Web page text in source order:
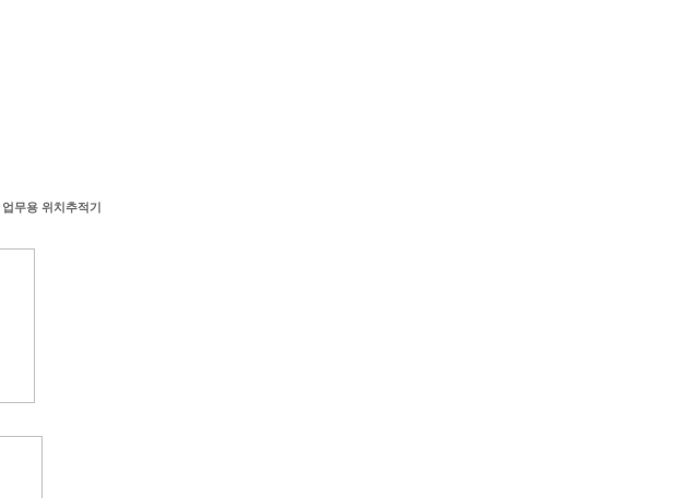
업무용 위치추적기